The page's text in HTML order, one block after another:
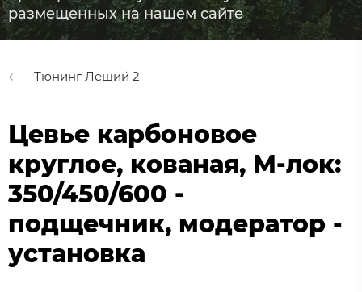
размещенных на нашем сайте
Тюнинг Леший 2
Цевье карбоновое
круглое, кованая, М-лок:
350/450/600 -
подщечник, модератор -
установка